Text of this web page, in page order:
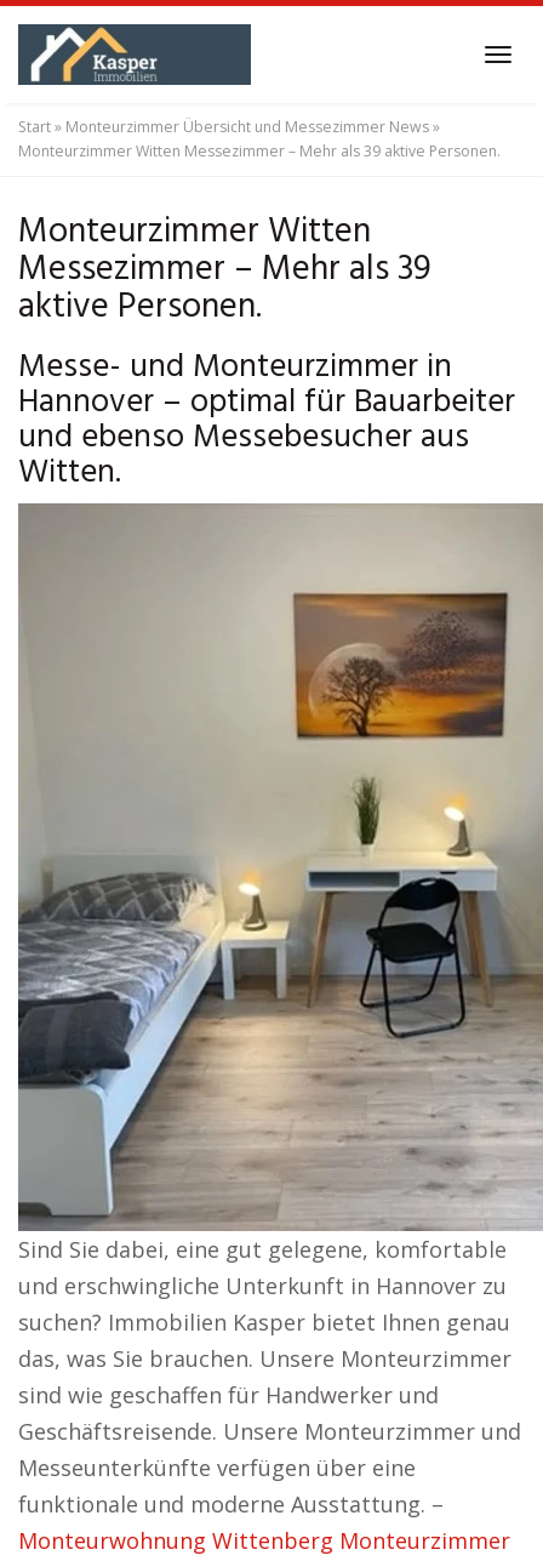
Skip
main
content
Start» Monteurzimmer Übersicht und Messezimmer News»
Monteurzimmer Witten Messezimmer – Mehr als 39 aktive Personen.
Monteurzimmer Witten
Messezimmer – Mehr als 39
aktive Personen.
Messe- und Monteurzimmer in
Hannover – optimal für Bauarbeiter
und ebenso Messebesucher aus
Witten.
Sind Sie dabei, eine gut gelegene, komfortable
und erschwingliche Unterkunft in Hannover zu
suchen? Immobilien Kasper bietet Ihnen genau
das, was Sie brauchen. Unsere Monteurzimmer
sind wie geschaffen für Handwerker und
Geschäftsreisende. Unsere Monteurzimmer und
Messeunterkünfte verfügen über eine
funktionale und moderne Ausstattung. –
Monteurwohnung Wittenberg Monteurzimmer